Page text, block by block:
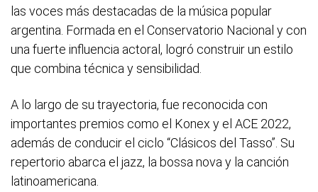
las voces más destacadas de la música popular
argentina. Formada en el Conservatorio Nacional y con
una fuerte influencia actoral, logró construir un estilo
que combina técnica y sensibilidad.
A lo largo de su trayectoria, fue reconocida con
importantes premios como el Konex y el ACE 2022,
además de conducir el ciclo “Clásicos del Tasso”. Su
repertorio abarca el jazz, la bossa nova y la canción
latinoamericana.